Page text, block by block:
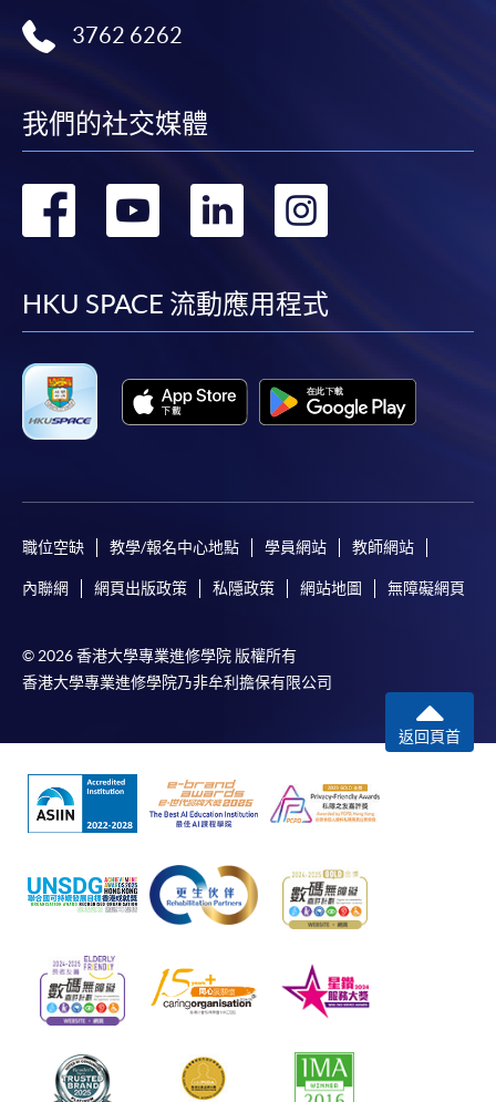
3762 6262
我們的社交媒體
轉
facebook
轉
youtube
轉
linkedin
HKU SPACE 流動應用程式
職位空缺 教學/報名中心地點 學員網站 教師網站
內聯網 網頁出版政策 私隱政策 網站地圖 無障礙網頁
© 2026 香港大學專業進修學院 版權所有
香港大學專業進修學院乃非牟利擔保有限公司
返回頁首